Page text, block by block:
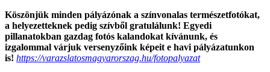
Köszönjük minden pályázónak a színvonalas természetfotókat,
a helyezetteknek pedig szívből gratulálunk! Egyedi
pillanatokban gazdag fotós kalandokat kívánunk, és
izgalommal várjuk versenyzőink képeit e havi pályázatunkon
is! https://varazslatosmagyarorszag.hu/fotopalyazat